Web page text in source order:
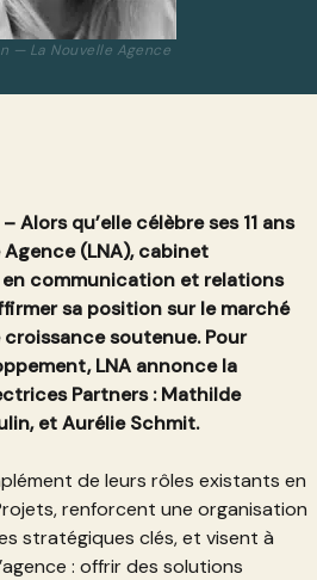
— La Nouvelle Agence
Alors qu’elle célèbre ses 11 ans
Agence (LNA), cabinet
communication et relations
sa position sur le marché
soutenue. Pour
LNA annonce la
Partners : Mathilde
et Aurélie Schmit.
de leurs rôles existants en
renforcent une organisation
stratégiques clés, et visent à
: offrir des solutions